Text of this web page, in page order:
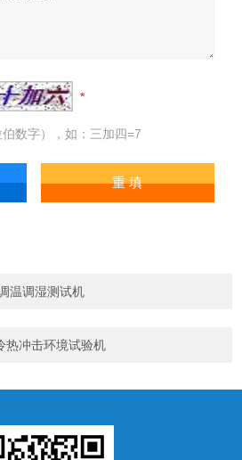
数字），如：三加四=7
温调湿测试机
热冲击环境试验机